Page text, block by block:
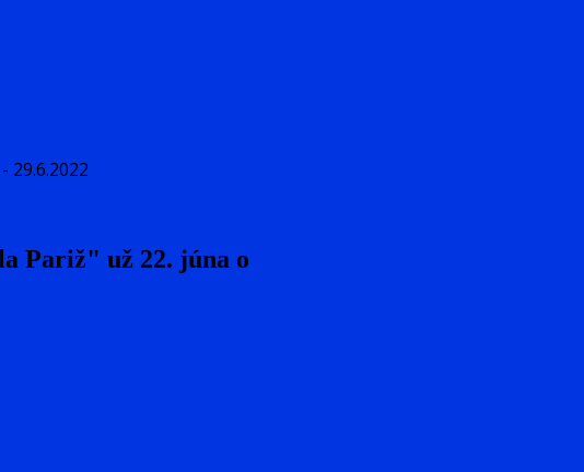
29.6.2022
Pariž" už 22. júna o